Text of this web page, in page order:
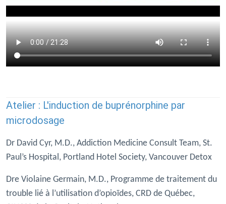
Atelier : L'induction de buprénorphine par
microdosage
Dr David Cyr, M.D., Addiction Medicine Consult Team, St.
Paul’s Hospital, Portland Hotel Society, Vancouver Detox
Dre Violaine Germain, M.D., Programme de traitement du
trouble lié à l’utilisation d’opioïdes, CRD de Québec,